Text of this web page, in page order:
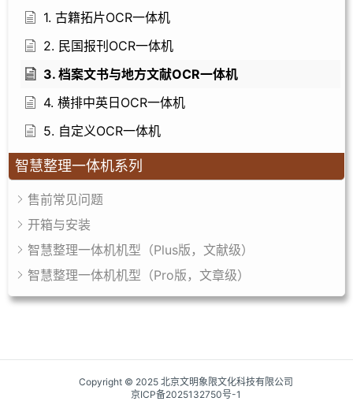
1. 古籍拓片OCR一体机
2. 民国报刊OCR一体机
3. 档案文书与地方文献OCR一体机
4. 横排中英日OCR一体机
5. 自定义OCR一体机
智慧整理一体机系列
售前常见问题
开箱与安装
智慧整理一体机机型（Plus版，文献级）
智慧整理一体机机型（Pro版，文章级）
Copyright © 2025 北京文明象限文化科技有限公司
京ICP备2025132750号-1